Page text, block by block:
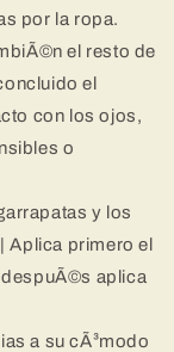
por la ropa.
el resto de
el
con los ojos,
o
y los
Aplica primero el
aplica
a su cÃ³modo